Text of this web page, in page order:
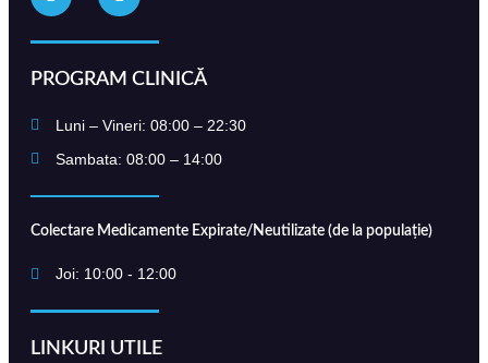
PROGRAM CLINICĂ
Luni – Vineri: 08:00 – 22:30
Sambata: 08:00 – 14:00
Colectare Medicamente Expirate/Neutilizate (de la populație)
Joi: 10:00 - 12:00
LINKURI UTILE